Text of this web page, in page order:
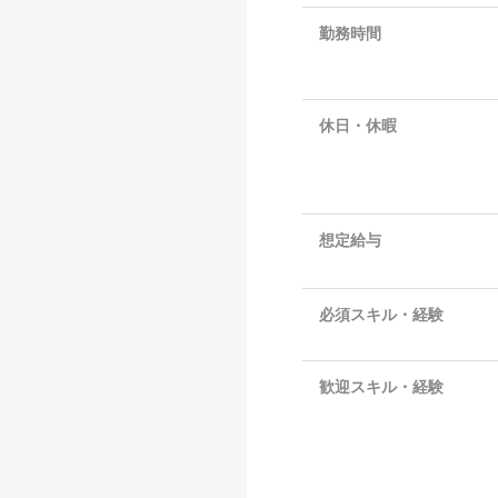
勤務時間
休日・休暇
想定給与
必須スキル・経験
歓迎スキル・経験